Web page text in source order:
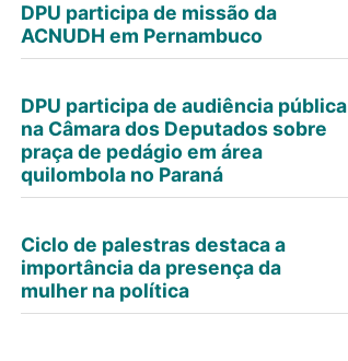
DPU participa de missão da
ACNUDH em Pernambuco
DPU participa de audiência pública
na Câmara dos Deputados sobre
praça de pedágio em área
quilombola no Paraná
Ciclo de palestras destaca a
importância da presença da
mulher na política